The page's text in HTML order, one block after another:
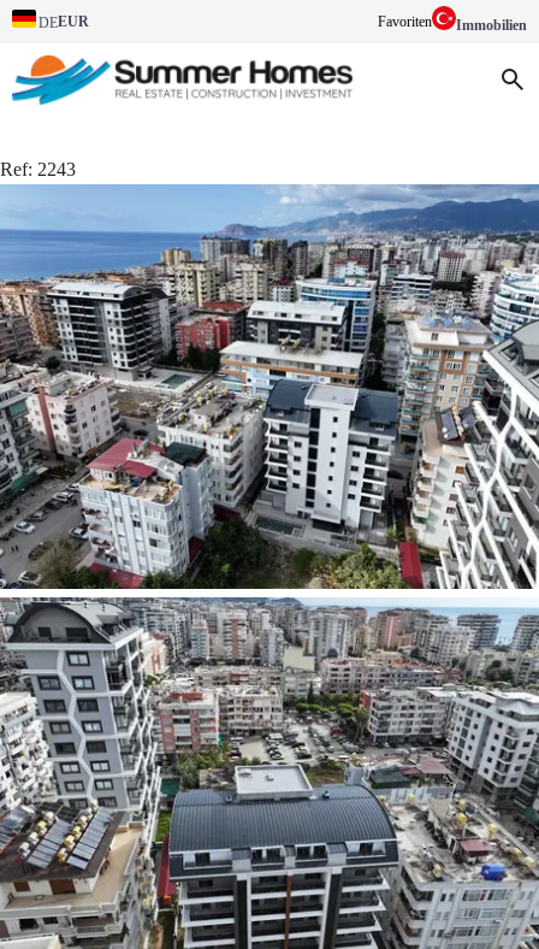
DEEUR Favoriten Immobilien
Ref: 2243